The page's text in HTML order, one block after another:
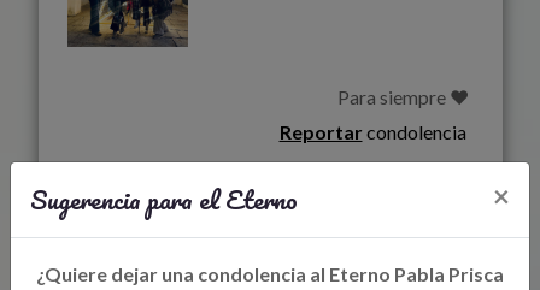
Reportar condolencia
Sheila
Nieta . 24-05-2026 a las 21:40
Sugerencia para el Eterno ×
¿Quiere dejar una condolencia al Eterno Pabla Prisca